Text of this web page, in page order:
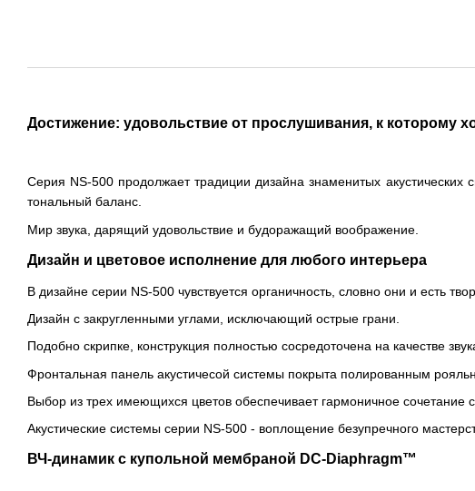
Достижение: удовольствие от прослушивания, к которому
Серия NS-500 продолжает традиции дизайна знаменитых
тональный баланс.
Мир звука, дарящий удовольствие и будоражащий воображение.
Дизайн и цветовое исполнение для любого интерьера
В дизайне серии NS-500 чувствуется органичность, словно они и есть
Дизайн с закругленными углами, исключающий острые грани.
Подобно скрипке, конструкция полностью сосредоточена на качестве
Фронтальная панель акустичесой системы покрыта полированным
Выбор из трех имеющихся цветов обеспечивает гармоничное сочетание
Акустические системы серии NS-500 - воплощение безупречного
ВЧ-динамик с купольной мембраной DC-Diaphragm™